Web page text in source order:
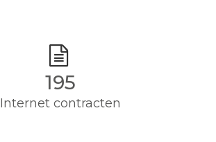
195
Internet contracten